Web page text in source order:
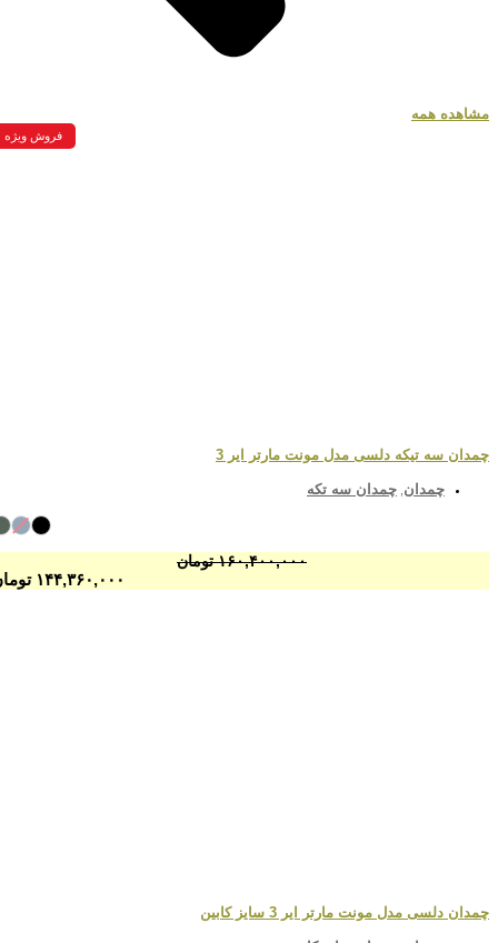
مشاهده همه
فروش ویژه
چمدان سه تیکه دلسی مدل مونت مارتر ایر 3
چمدان,چمدان سه تکه
۱۶۰,۴۰۰,۰۰۰ تومان
۱۴۴,۳۶۰,۰۰۰ تومان
چمدان دلسی مدل مونت مارتر ایر 3 سایز کابین